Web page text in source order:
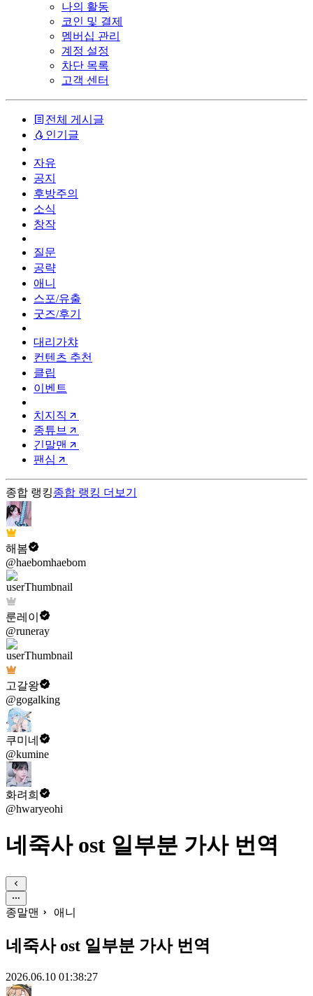
나의 활동
코인 및 결제
멤버십 관리
계정 설정
차단 목록
고객 센터
전체 게시글
인기글
자유
공지
후방주의
소식
창작
질문
공략
애니
스포/유출
굿즈/후기
대리가챠
컨텐츠 추천
클립
이벤트
치지직
종튜브
긴말맨
팬심
종합 랭킹종합 랭킹 더보기
해봄
@haebomhaebom
룬레이
@runeray
고갈왕
@gogalking
쿠미네
@kumine
화려희
@hwaryeohi
네죽사 ost 일부분 가사 번역
종말맨 애니
네죽사 ost 일부분 가사 번역
2026.06.10 01:38:27